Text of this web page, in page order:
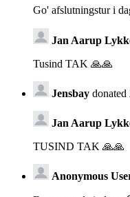
Go' afslutningstur i
Jan Aarup
Tusind TAK 🙏🙏
Jensbay donated
Jan Aarup
TUSIND TAK 🙏🙏
Anonymous